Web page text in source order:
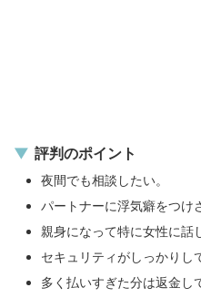
評判のポイント
夜間でも相談したい。
パートナーに浮気癖をつけ
親身になって特に女性に話
セキュリティがしっかりし
多く払いすぎた分は返金し